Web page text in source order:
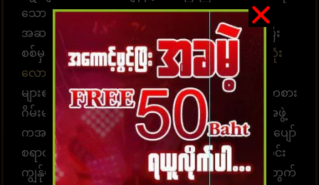
သော စနစ်ဖြစ်ပါတယ်။ အလောင်းအစားရွေးချယ်ရန်
အဆင်သင့်ဖြစ်နေပါပြီ။ ထိထိရောက်ရောက် မြန်ဆန်ပြီး
စစ်မှန်သော ပေးချေမှုများ၊ နံပါတ် 1 တိုက်ရိုက်
ဘောလုံး
လောင်းကစားဝက်ဘ်ဆိုက်UFABET သည် လူအ
များ၏နှလုံးသားကို အနိုင်ယူသည်။ အွန်လိုင်းလောင်းကစား
ဂိမ်းများကို အချိန်မရွေးကစားရန် ဝန်ဆောင်မှုပေးတဲ့အဖွဲ့
ကအမြဲ စောင့်ဆိုင်းနေပါတယ်။ အွန်လောင်းကစားဂိမ်းပျော်
စရာတွင်ပါဝင်ဆင်နွဲပါ။ကျွန်ုပ်တို့သည် အောက်ပါအတိုင်း
ကျွန်ုပ်တို့၏ဝဘ်ဆိုဒ်မှာ ကစားရန် ဆုံးဖြတ်ရန် သင့်အတွက်